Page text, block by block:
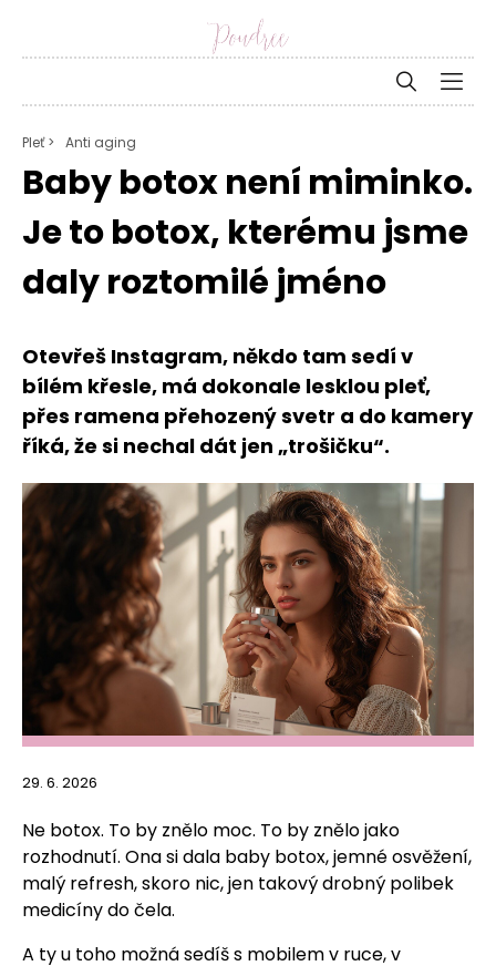
Pleť > Anti aging
Baby botox není miminko.
Je to botox, kterému jsme
daly roztomilé jméno
Otevřeš Instagram, někdo tam sedí v
bílém křesle, má dokonale lesklou pleť,
přes ramena přehozený svetr a do kamery
říká, že si nechal dát jen „trošičku“.
29. 6. 2026
Ne botox. To by znělo moc. To by znělo jako
rozhodnutí. Ona si dala baby botox, jemné osvěžení,
malý refresh, skoro nic, jen takový drobný polibek
medicíny do čela.
A ty u toho možná sedíš s mobilem v ruce, v